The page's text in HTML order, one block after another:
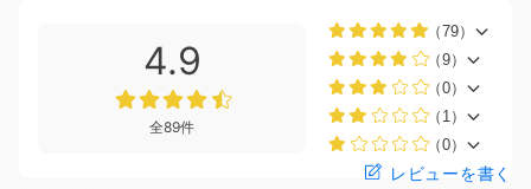
4.9
全89件
（79）
（9）
（0）
（1）
（0）
レビューを書く